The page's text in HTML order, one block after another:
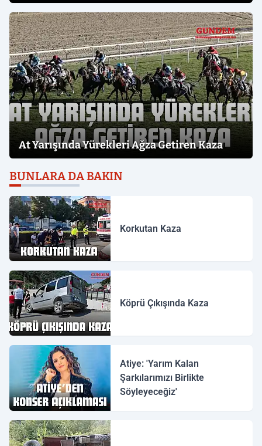
At Yarışında Yürekleri Ağza Getiren Kaza
BUNLARA DA BAKIN
Korkutan Kaza
Köprü Çıkışında Kaza
Atiye: 'Yarım Kalan
Şarkılarımızı Birlikte
Söyleyeceğiz'